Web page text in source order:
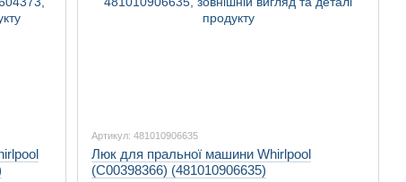
Артикул: 481010906635
Люк для пральної машини Whirlpool
(C00398366) (481010906635)